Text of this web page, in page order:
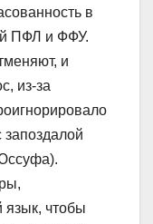
в
ПФЛ и ФФУ.
и
из-за
запоздалой
язык, чтобы